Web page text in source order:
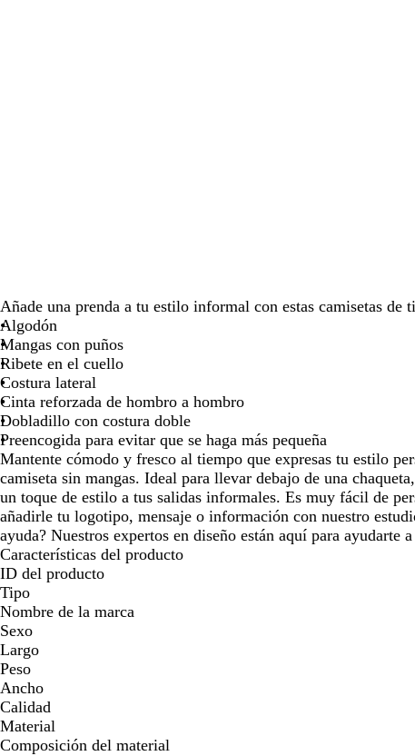
Añade una prenda a tu estilo informal con estas camisetas de
Algodón
Mangas con puños
Ribete en el cuello
Costura lateral
Cinta reforzada de hombro a hombro
Dobladillo con costura doble
Preencogida para evitar que se haga más pequeña
Mantente cómodo y fresco al tiempo que expresas tu estilo
camiseta sin mangas. Ideal para llevar debajo de una
un toque de estilo a tus salidas informales. Es muy fácil de
añadirle tu logotipo, mensaje o información con nuestro
ayuda? Nuestros expertos en diseño están aquí para ayudarte
Características del producto
ID del producto
Tipo
Nombre de la marca
Sexo
Largo
Peso
Ancho
Calidad
Material
Composición del material